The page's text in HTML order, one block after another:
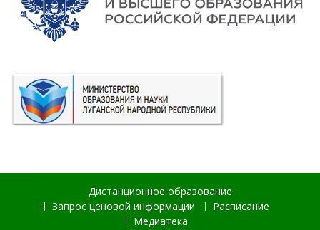
Дистанционное образование
Запрос ценовой информации
Расписание
Медиатека